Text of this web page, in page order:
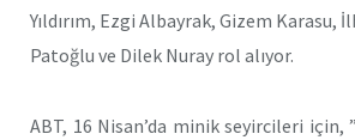
Yıldırım, Ezgi Albayrak, Gizem Karasu,
Patoğlu ve Dilek Nuray rol alıyor.
ABT, 16 Nisan’da minik seyircileri için,